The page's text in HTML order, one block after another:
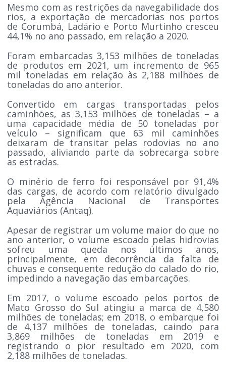
Mesmo com as restrições da navegabilidade dos
rios, a exportação de mercadorias nos portos
de Corumbá, Ladário e Porto Murtinho cresceu
44,1% no ano passado, em relação a 2020.
Foram embarcadas 3,153 milhões de toneladas
de produtos em 2021, um incremento de 965
mil toneladas em relação às 2,188 milhões de
toneladas do ano anterior.
Convertido em cargas transportadas pelos
caminhões, as 3,153 milhões de toneladas – a
uma capacidade média de 50 toneladas por
veículo – significam que 63 mil caminhões
deixaram de transitar pelas rodovias no ano
passado, aliviando parte da sobrecarga sobre
as estradas.
O minério de ferro foi responsável por 91,4%
das cargas, de acordo com relatório divulgado
pela Agência Nacional de Transportes
Aquaviários (Antaq).
Apesar de registrar um volume maior do que no
ano anterior, o volume escoado pelas hidrovias
sofreu uma queda nos últimos anos,
principalmente, em decorrência da falta de
chuvas e consequente redução do calado do rio,
impedindo a navegação das embarcações.
Em 2017, o volume escoado pelos portos de
Mato Grosso do Sul atingiu a marca de 4,580
milhões de toneladas; em 2018, o embarque foi
de 4,137 milhões de toneladas, caindo para
3,869 milhões de toneladas em 2019 e
registrando o pior resultado em 2020, com
2,188 milhões de toneladas.